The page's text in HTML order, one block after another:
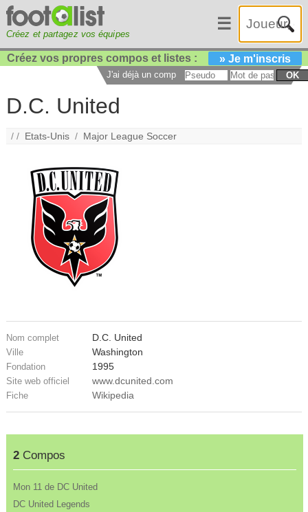
Créez et partagez vos équipes
☰
Créez vos propres compos et listes : » Je m'inscris
J'ai déjà un compte : OK
D.C. United
/ / Etats-Unis / Major League Soccer
Nom complet D.C. United
Ville Washington
Fondation 1995
Site web officiel www.dcunited.com
Fiche Wikipedia
2Compos
Mon 11 de DC United
DC United Legends